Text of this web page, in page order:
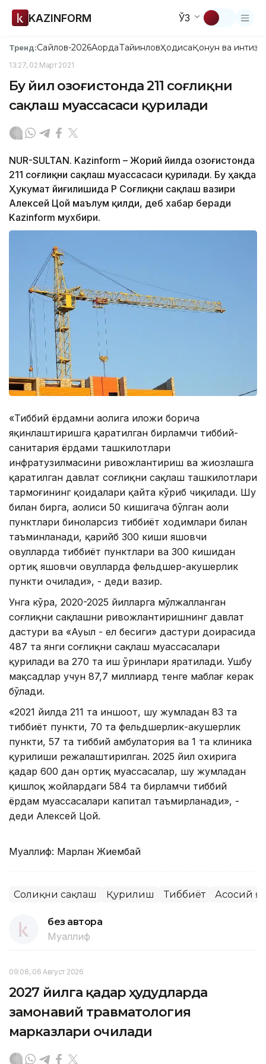
KAZINFORM ЎЗ
Тренд:Сайлов-2026АқордаТайинловҲодисаҚонун ва
13:27, 02 Март 2021
Бу йил Қозоғистонда 211 соғлиқни
сақлаш муассасаси қурилади
NUR-SULTAN. Kazinform – Жорий йилда Қозоғистонда
211 соғлиқни сақлаш муассасаси қурилади. Бу ҳақда
Ҳукумат йиғилишида ҚР Соғлиқни сақлаш вазири
Алексей Цой маълум қилди, деб хабар беради
Kazinform мухбири.
«Тиббий ёрдамни аҳолига иложи борича
яқинлаштиришга қаратилган бирламчи тиббий-
санитария ёрдами ташкилотлари
инфратузилмасини ривожлантириш ва жиҳозлашга
қаратилган давлат соғлиқни сақлаш ташкилотлари
тармоғининг қоидалари қайта кўриб чиқилади. Шу
билан бирга, аҳолиси 50 кишигача бўлган аҳоли
пунктлари биноларсиз тиббиёт ходимлари билан
таъминланади, қарийб 300 киши яшовчи
овулларда тиббиёт пунктлари ва 300 кишидан
ортиқ яшовчи овулларда фельдшер-акушерлик
пункти очилади», - деди вазир.
Унга кўра, 2020-2025 йилларга мўлжалланган
соғлиқни сақлашни ривожлантиришнинг давлат
дастури ва «Ауыл - ел бесиги» дастури доирасида
487 та янги соғлиқни сақлаш муассасалари
қурилади ва 270 та иш ўринлари яратилади. Ушбу
мақсадлар учун 87,7 миллиард тенге маблағ керак
бўлади.
«2021 йилда 211 та иншоот, шу жумладан 83 та
тиббиёт пункти, 70 та фельдшерлик-акушерлик
пункти, 57 та тиббий амбулатория ва 1 та клиника
қурилиши режалаштирилган. 2025 йил охирига
қадар 600 дан ортиқ муассасалар, шу жумладан
қишлоқ жойлардаги 584 та бирламчи тиббий
ёрдам муассасалари капитал таъмирланади», -
деди Алексей Цой.
Муаллиф: Марлан Жиембай
Соғлиқни сақлаш Қурилиш Тиббиёт Асосий
без автора
Муаллиф
09:08, 06 Август 2026
2027 йилга қадар ҳудудларда
замонавий травматология
марказлари очилади